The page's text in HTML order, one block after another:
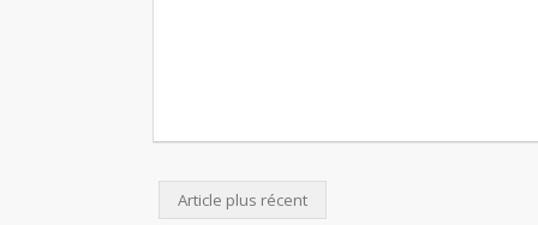
Article plus récent